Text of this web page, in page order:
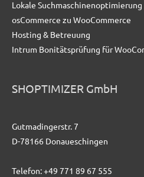
Lokale Suchmaschinenoptimierung
osCommerce zu WooCommerce
Hosting & Betreuung
Intrum Bonitätsprüfung für
SHOPTIMIZER GmbH
Gutmadingerstr. 7
D-78166 Donaueschingen
Telefon:+49 771 89 67 555